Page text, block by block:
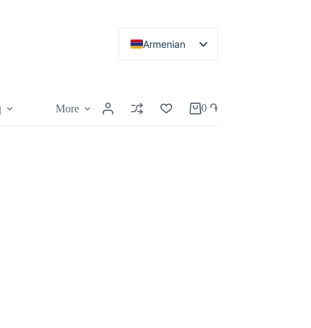
Armenian
More 0 ֏